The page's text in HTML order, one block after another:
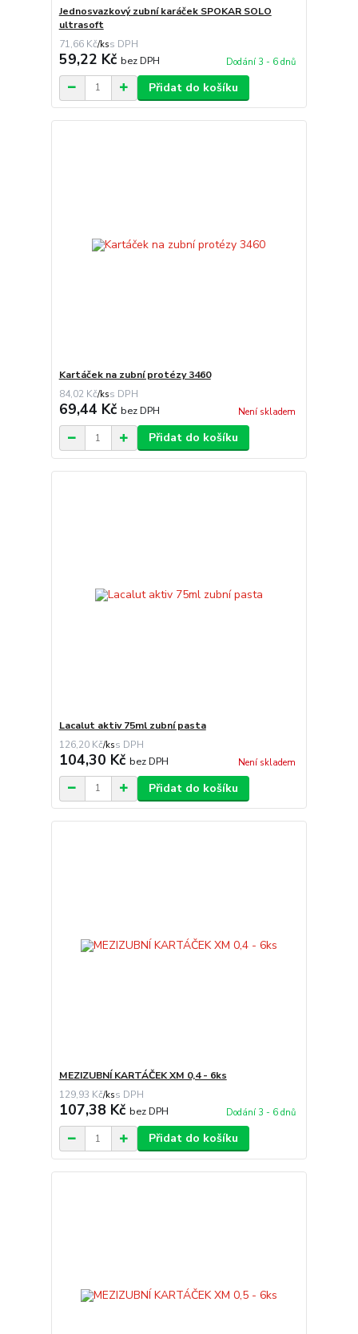
Jednosvazkový zubní karáček SPOKAR SOLO
ultrasoft
71,66 Kč/ks
59,22 Kč bez DPH Dodání 3 - 6 dnů
Přidat do košíku
Kartáček na zubní protézy 3460
84,02 Kč/ks
69,44 Kč bez DPH Není skladem
Přidat do košíku
Lacalut aktiv 75ml zubní pasta
126,20 Kč/ks
104,30 Kč bez DPH Není skladem
Přidat do košíku
MEZIZUBNÍ KARTÁČEK XM 0,4 - 6ks
129,93 Kč/ks
107,38 Kč bez DPH Dodání 3 - 6 dnů
Přidat do košíku